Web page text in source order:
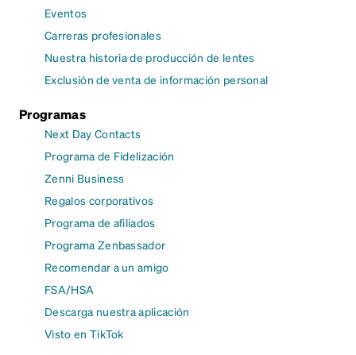
Eventos
Carreras profesionales
Nuestra historia de producción de lentes
Exclusión de venta de información personal
Programas
Next Day Contacts
Programa de Fidelización
Zenni Business
Regalos corporativos
Programa de afiliados
Programa Zenbassador
Recomendar a un amigo
FSA/HSA
Descarga nuestra aplicación
Visto en TikTok